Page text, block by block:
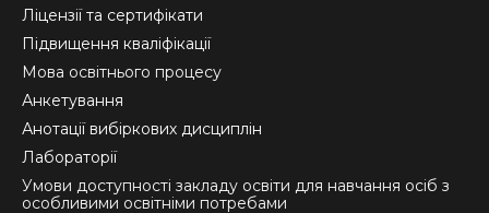
windowwindowwindow
Ліцензії та сертифікати
Підвищення кваліфікації
Мова освітнього процесу
Анкетування
Анотації вибіркових дисциплін
Лабораторії
Умови доступності закладу освіти для навчання осіб з
особливими освітніми потребами